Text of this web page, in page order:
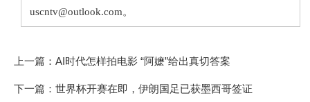
uscntv@outlook.com。
上一篇： AI时代怎样拍电影 “阿嬷”给出真切答案
下一篇： 世界杯开赛在即，伊朗国足已获墨西哥签证